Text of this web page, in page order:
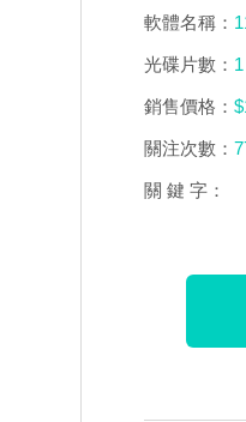
軟體名稱：
光碟片數： 1
銷售價格：
關注次數：
關 鍵 字：